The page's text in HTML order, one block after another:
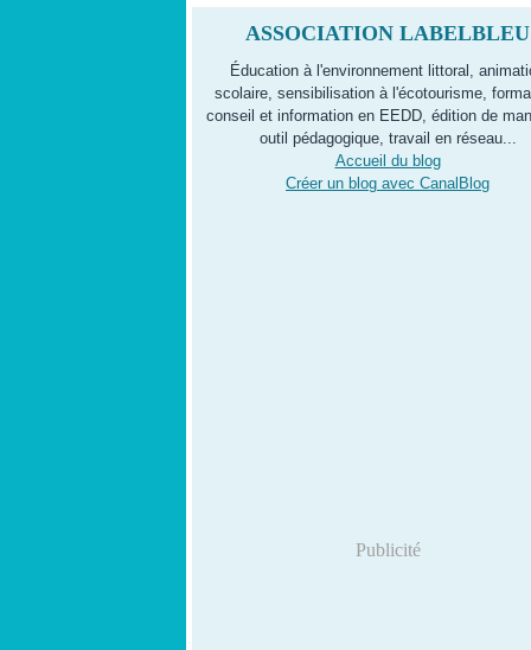
ASSOCIATION LABELBLEU
Éducation à l'environnement littoral,
scolaire, sensibilisation à l'écotourisme,
conseil et information en EEDD, édition de
outil pédagogique, travail en réseau...
Accueil du blog
Créer un blog avec CanalBlog
Publicité